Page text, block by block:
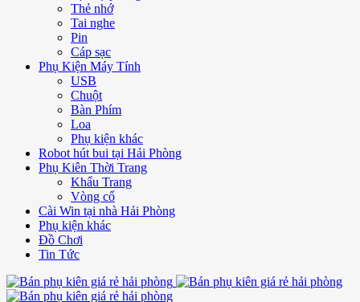
Thẻ nhớ
Tai nghe
Pin
Cáp sạc
Phụ Kiện Máy Tính
USB
Chuột
Bàn Phím
Loa
Phụ kiện khác
Robot hút bui tại Hải Phòng
Phụ Kiên Thời Trang
Khẩu Trang
Vòng cổ
Cài Win tại nhà Hải Phòng
Phụ kiện khác
Đồ Chơi
Tin Tức